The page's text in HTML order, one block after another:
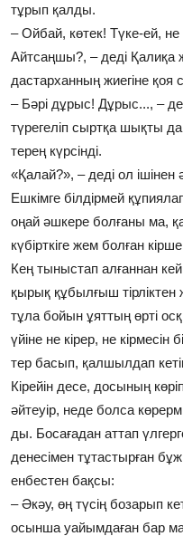
тұрып қалды.
– Ойбай, көтек! Түке-ей,
Айтсаңшы?, – деді Қалиқа
дастарханның жиегіне қоя
– Бәрі дұрыс! Дұрыс..., –
түрегеліп сыртқа шықты
терең күрсінді.
«Қалай?», – деді ол
Ешкімге білдірмей
оңай әшкере болғаны ма,
күбірткіге жем болған
Кең тыныстап алғаннан
қырық құбылғыш
тұла бойын ұяттың өрті
үйіне не кірер, не кірмесін
тер басып, қалшылдап
Кірейін десе, досының
әйтеуір, неде болса
ды. Босағадан аттап
денесімен тұтастырған
енбестен бақсы:
– Әкәу, өң түсің бозарып
осынша уайымдаған бар